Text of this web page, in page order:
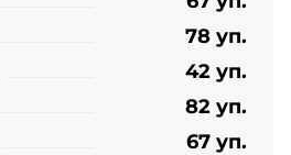
78 уп.
42 уп.
82 уп.
67 уп.